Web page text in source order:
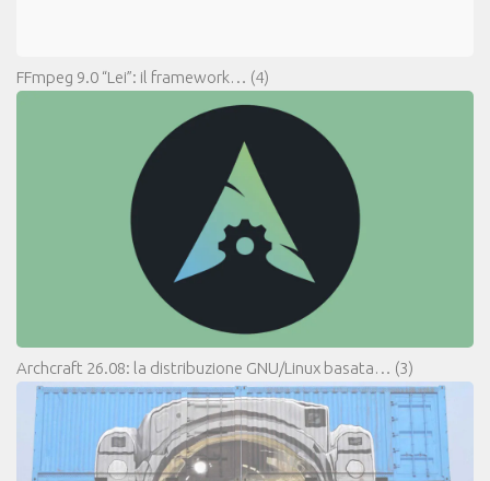
FFmpeg 9.0 “Lei”: il framework… (4)
Archcraft 26.08: la distribuzione GNU/Linux basata… (3)